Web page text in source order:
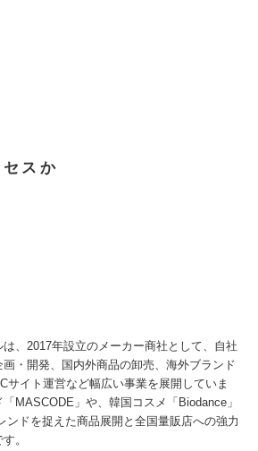
スか
、2017年設立のメーカー商社として、自社
・開発、国内外商品の卸売、海外ブランド
サイト運営など幅広い事業を展開していま
MASCODE」や、韓国コスメ「Biodance」
ンドを捉えた商品展開と全国量販店への強力
。